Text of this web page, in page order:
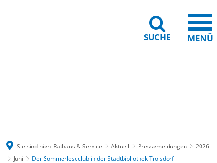
SUCHE MENÜ
Sie sind hier: Rathaus & Service Aktuell Pressemeldungen
2026
Juni
Der Sommerleseclub in der Stadtbibliothek Troisdorf